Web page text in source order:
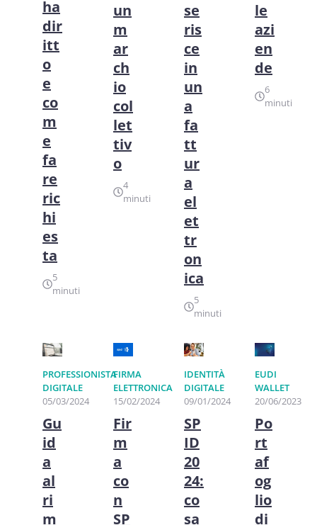
ha
dir
itt
o
e
co
m
e
fa
re
ric
hi
es
ta
5
minuti
un
m
ar
ch
io
col
let
tiv
o
4
minuti
se
ris
ce
in
un
a
fa
tt
ur
a
el
et
tr
on
ica
5
minuti
le
azi
en
de
6
minuti
PROFESSIONISTA
DIGITALE
05/03/2024
Gu
id
a
al
ri
m
FIRMA
ELETTRONICA
15/02/2024
Fir
m
a
co
n
SP
IDENTITÀ
DIGITALE
09/01/2024
SP
ID
20
24:
co
sa
EUDI
WALLET
20/06/2023
Po
rt
af
og
lio
di